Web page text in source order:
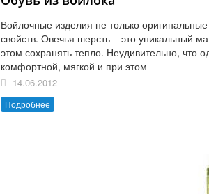
Войлочные изделия не только
свойств. Овечья шерсть – это уникальный
этом сохранять тепло. Неудивительно, что
комфортной, мягкой и при этом
14.06.2012
Подробнее